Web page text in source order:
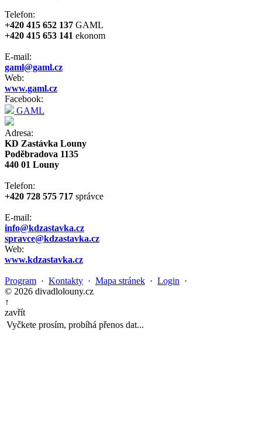
Telefon:
+420 415 652 137 GAML
+420 415 653 141 ekonom
E-mail:
gaml@gaml.cz
Web:
www.gaml.cz
Facebook:
GAML
Adresa:
KD Zastávka Louny
Poděbradova 1135
440 01 Louny
Telefon:
+420 728 575 717 správce
E-mail:
info@kdzastavka.cz
spravce@kdzastavka.cz
Web:
www.kdzastavka.cz
Program · Kontakty · Mapa stránek · Login ·
© 2026 divadlolouny.cz
↑
zavřít
Vyčkete prosím, probíhá přenos dat...